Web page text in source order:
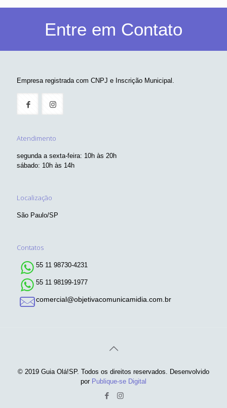
Entre em Contato
Empresa registrada com CNPJ e Inscrição Municipal.
Atendimento
segunda a sexta-feira: 10h às 20h
sábado: 10h às 14h
Localização
São Paulo/SP
Contatos
55 11 98730-4231
55 11 98199-1977
comercial@objetivacomunicamidia.com.br
© 2019 Guia Olá!SP. Todos os direitos reservados. Desenvolvido
por Publique-se Digital